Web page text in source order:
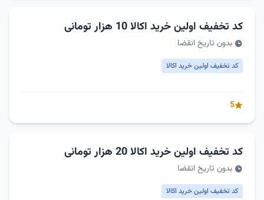
کد تخفیف اولین خرید اکالا 10 هزار تومانی
بدون تاریخ انقضا
کد تخفیف اولین خرید اکالا
5
کد تخفیف اولین خرید اکالا 20 هزار تومانی
بدون تاریخ انقضا
کد تخفیف اولین خرید اکالا